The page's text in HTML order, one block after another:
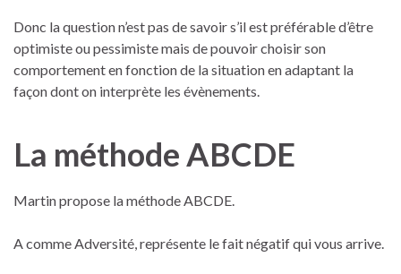
Donc la question n’est pas de savoir s’il est préférable d’être
optimiste ou pessimiste mais de pouvoir choisir son
comportement en fonction de la situation en adaptant la
façon dont on interprète les évènements.
La méthode ABCDE
Martin propose la méthode ABCDE.
A comme Adversité, représente le fait négatif qui vous arrive.